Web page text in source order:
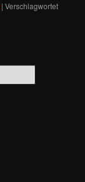
|Verschlagwortet